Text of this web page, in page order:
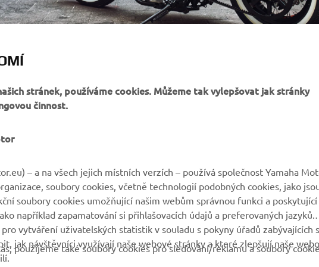
MyYamaha
Yamaha Music
Yamaha Racing
Katalog originálních
náhradních dílů
Rezervace servisní
prohlídky
stránek, používáme cookies. Můžeme tak vylepšovat jak stránky
činnost.
– a na všech jejich místních verzích – používá společnost Yamaha
soubory cookies, včetně technologií podobných cookies, jako
soubory cookies umožňující našim webům správnou funkci a poskytující
například zapamatování si přihlašovacích údajů a preferovaných jazyků.
vytváření uživatelských statistik v souladu s pokyny úřadů zabývajících
jak návštěvníci využívají naše webové stránky a které zlepšují naše
použijeme také soubory cookies pro sledování/reklamu a soubory